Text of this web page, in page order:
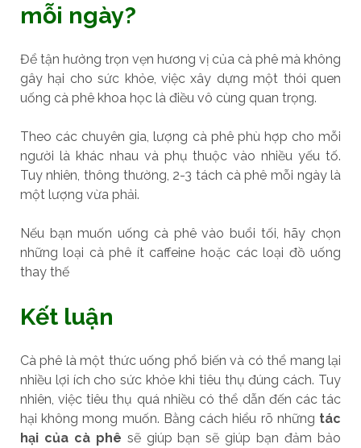
mỗi ngày?
Để tận hưởng trọn vẹn hương vị của cà phê mà không
gây hại cho sức khỏe, việc xây dựng một thói quen
uống cà phê khoa học là điều vô cùng quan trọng.
Theo các chuyên gia, lượng cà phê phù hợp cho mỗi
người là khác nhau và phụ thuộc vào nhiều yếu tố.
Tuy nhiên, thông thường, 2-3 tách cà phê mỗi ngày là
một lượng vừa phải.
Nếu bạn muốn uống cà phê vào buổi tối, hãy chọn
những loại cà phê ít caffeine hoặc các loại đồ uống
thay thế
Kết luận
Cà phê là một thức uống phổ biến và có thể mang lại
nhiều lợi ích cho sức khỏe khi tiêu thụ đúng cách. Tuy
nhiên, việc tiêu thụ quá nhiều có thể dẫn đến các tác
hại không mong muốn. Bằng cách hiểu rõ những tác
hại của cà phê sẽ giúp bạn sẽ giúp bạn đảm bảo